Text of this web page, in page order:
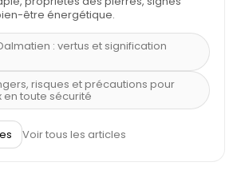
être énergétique.
: vertus et signification
risques et précautions pour
en toute sécurité
un bracelet de pierre
et ses pierres
Voir tous les articles